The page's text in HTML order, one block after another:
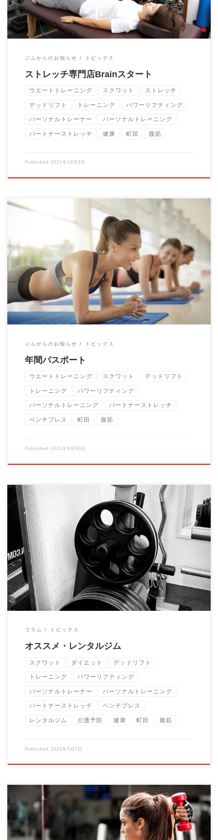
ジムからのお知らせ トピックス
ストレッチ専門店Brainスタート
ウエートトレーニング スクワット ストレッチ
デッドリフト トレーニング パワーリフティング
パーソナルトレーナー パーソナルトレーニング
パートナーストレッチ 健康 町田 腹筋
Published 2021年10月3日
パーソナルトレーニング年間パスポートのご案内です。 【内
容】 パーソナルトレーニング5 […]
ジムからのお知らせ トピックス
年間パスポート
ウエートトレーニング スクワット デッドリフト
トレーニング パワーリフティング
パーソナルトレーニング パートナーストレッチ
ベンチプレス 町田 腹筋
Published 2021年9月30日
当ジムはレンタルサービスを提供しておりません。 申し訳あり
ません！ その代わりにレンタルジムサービス […]
コラム トピックス
オススメ・レンタルジム
スクワット ダイエット デッドリフト
トレーニング パワーリフティング
パーソナルトレーナー パーソナルトレーニング
パートナーストレッチ ベンチプレス
レンタルジム 介護予防 健康 町田 腹筋
Published 2021年5月7日